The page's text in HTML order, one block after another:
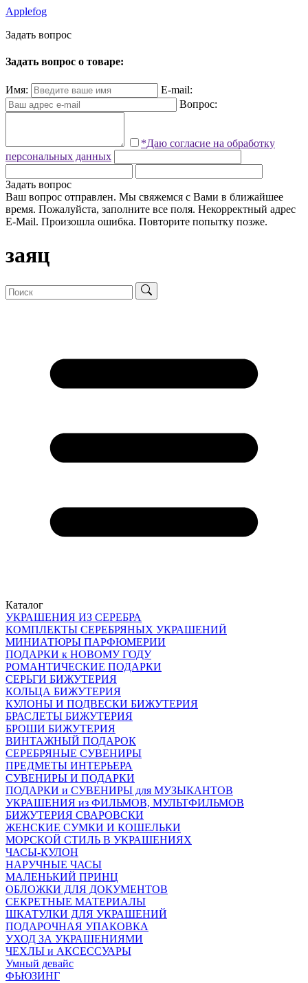
Applefog
Задать вопрос
Задать вопрос о товаре:
Имя:
E-mail:
Вопрос:
*Даю согласие на обработку
персональных данных
Задать вопрос
Ваш вопрос отправлен. Мы свяжемся с Вами в ближайшее
время. Пожалуйста, заполните все поля. Некорректный адрес
E-Mail. Произошла ошибка. Повторите попытку позже.
заяц
Каталог
УКРАШЕНИЯ ИЗ СЕРЕБРА
КОМПЛЕКТЫ СЕРЕБРЯНЫХ УКРАШЕНИЙ
МИНИАТЮРЫ ПАРФЮМЕРИИ
ПОДАРКИ к НОВОМУ ГОДУ
РОМАНТИЧЕСКИЕ ПОДАРКИ
СЕРЬГИ БИЖУТЕРИЯ
КОЛЬЦА БИЖУТЕРИЯ
КУЛОНЫ И ПОДВЕСКИ БИЖУТЕРИЯ
БРАСЛЕТЫ БИЖУТЕРИЯ
БРОШИ БИЖУТЕРИЯ
ВИНТАЖНЫЙ ПОДАРОК
СЕРЕБРЯНЫЕ СУВЕНИРЫ
ПРЕДМЕТЫ ИНТЕРЬЕРА
СУВЕНИРЫ И ПОДАРКИ
ПОДАРКИ и СУВЕНИРЫ для МУЗЫКАНТОВ
УКРАШЕНИЯ из ФИЛЬМОВ, МУЛЬТФИЛЬМОВ
БИЖУТЕРИЯ СВАРОВСКИ
ЖЕНСКИЕ СУМКИ И КОШЕЛЬКИ
МОРСКОЙ СТИЛЬ В УКРАШЕНИЯХ
ЧАСЫ-КУЛОН
НАРУЧНЫЕ ЧАСЫ
МАЛЕНЬКИЙ ПРИНЦ
ОБЛОЖКИ ДЛЯ ДОКУМЕНТОВ
СЕКРЕТНЫЕ МАТЕРИАЛЫ
ШКАТУЛКИ ДЛЯ УКРАШЕНИЙ
ПОДАРОЧНАЯ УПАКОВКА
УХОД ЗА УКРАШЕНИЯМИ
ЧEХЛЫ и АКСЕССУАРЫ
Умный девайс
ФЬЮЗИНГ